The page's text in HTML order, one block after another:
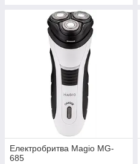
Електробритва Magio MG-
685